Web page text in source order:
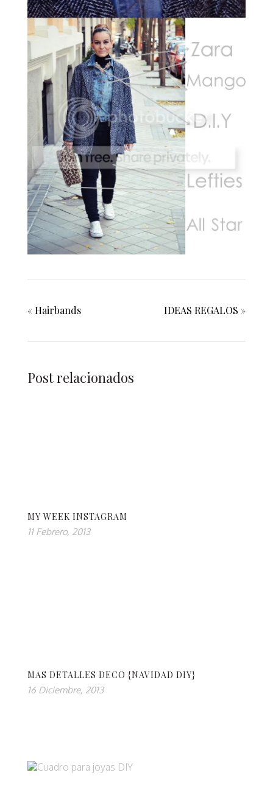
« Hairbands IDEAS REGALOS »
Post relacionados
MY WEEK INSTAGRAM
11 Febrero, 2013
MAS DETALLES DECO {NAVIDAD DIY}
16 Diciembre, 2013